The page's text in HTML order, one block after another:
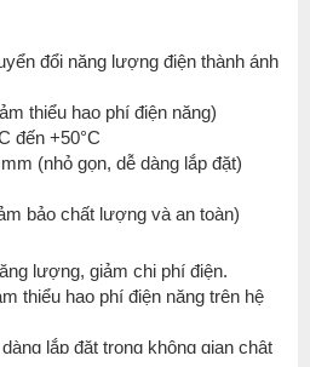
đổi năng lượng điện thành ánh
thiểu hao phí điện năng)
đến +50°C
(nhỏ gọn, dễ dàng lắp đặt)
bảo chất lượng và an toàn)
lượng, giảm chi phí điện.
thiểu hao phí điện năng trên hệ
lắp đặt trong không gian chật